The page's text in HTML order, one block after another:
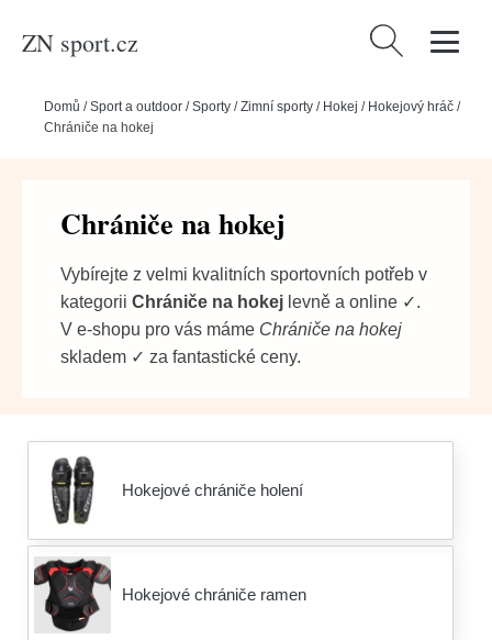
ZN sport.cz Vyhledávání
Domů /Sport a outdoor /Sporty /Zimní sporty / Hokej / Hokejový hráč /
Chrániče na hokej
Chrániče na hokej
Vybírejte z velmi kvalitních sportovních potřeb v
kategorii Chrániče na hokej levně a online ✓.
V e-shopu pro vás máme Chrániče na hokej
skladem ✓ za fantastické ceny.
Hokejové chrániče holení
Hokejové chrániče ramen